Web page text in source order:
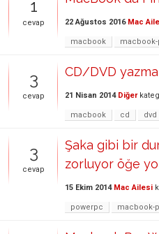
1
cevap 22 Ağustos 2016 Mac
macbook macbook-
3
cevap
CD/DVD
21 Nisan 2014 Diğer
macbook cd dvd
3
cevap
Şaka gibi bir
zorluyor öğe
15 Ekim 2014 Mac Ailesi
powerpc macbook-